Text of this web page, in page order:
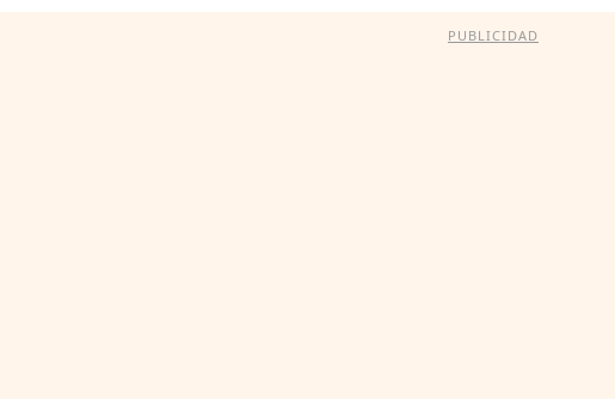
PUBLICIDAD